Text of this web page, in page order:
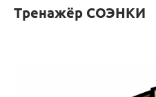
Тренажёр СОЭНКИ